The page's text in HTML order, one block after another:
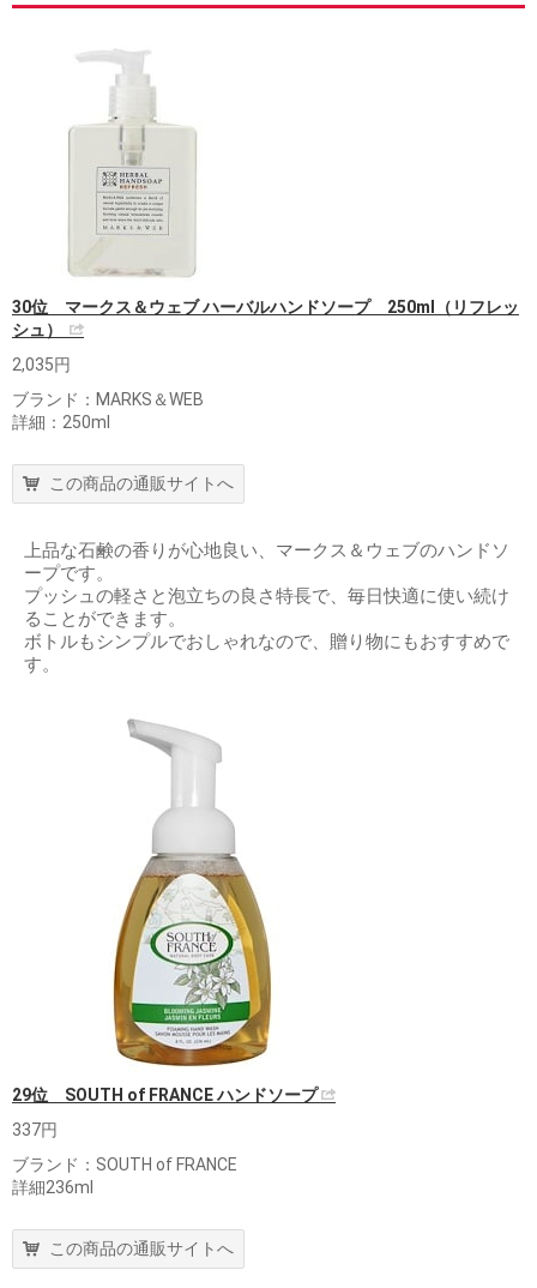
30位 マークス＆ウェブ ハーバルハンドソープ 250ml（リフレッ
シュ）
2,035円
ブランド：MARKS＆WEB
詳細：250ml
この商品の通販サイトへ
上品な石鹸の香りが心地良い、マークス＆ウェブのハンドソ
ープです。
プッシュの軽さと泡立ちの良さ特長で、毎日快適に使い続け
ることができます。
ボトルもシンプルでおしゃれなので、贈り物にもおすすめで
す。
29位 SOUTH of FRANCE ハンドソープ
337円
ブランド：SOUTH of FRANCE
詳細236ml
この商品の通販サイトへ